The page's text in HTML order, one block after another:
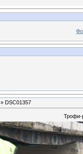
» DSC01357
Трофи-